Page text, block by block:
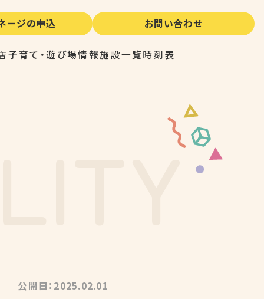
ージの申込 お問い合わせ
子育て・遊び場情報施設一覧時刻表
Y
公開日：2025.02.01